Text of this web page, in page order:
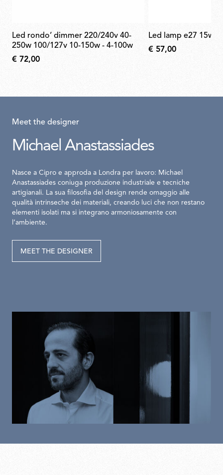
led rondo’ dimmer 220/240v 40-
250w 100/127v 10-150w - 4-100w
€ 72,00
led lamp e27 15w
€ 57,00
Meet the designer
Michael Anastassiades
Nasce a Cipro e approda a Londra per lavoro: Michael
Anastassiades coniuga produzione industriale e tecniche
artigianali. La sua filosofia del design rende omaggio alle
qualità intrinseche dei materiali, creando luci che non restano
elementi isolati ma si integrano armoniosamente con
l’ambiente.
MEET THE DESIGNER